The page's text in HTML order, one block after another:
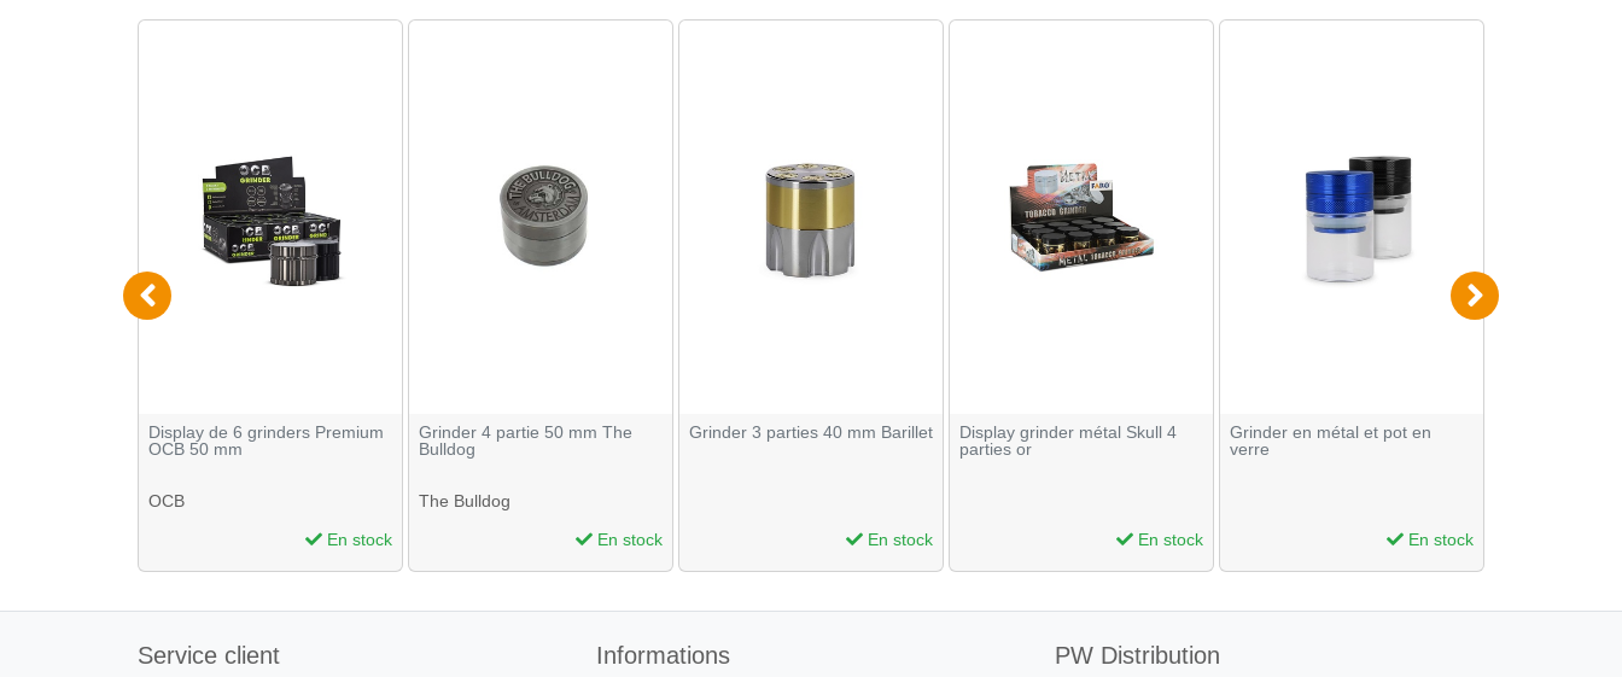
Display de 6 grinders Premium
OCB 50 mm
OCB
En stock
Grinder 4 partie 50 mm The
Bulldog
The Bulldog
En stock
Grinder 3 parties 40 mm Barillet
En stock
Display grinder métal Skull 4
parties or
En stock
Grinder en métal et pot en
verre
En stock
Service client Informations PW Distribution